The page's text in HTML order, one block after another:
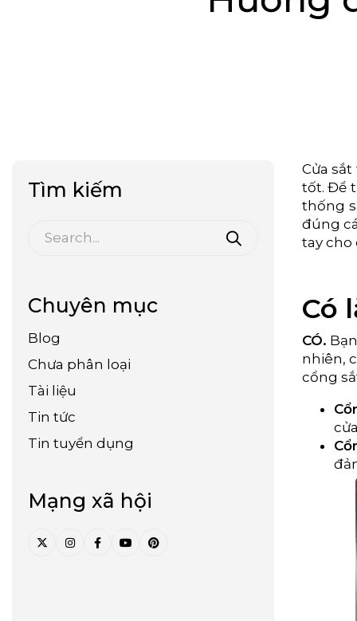
Tìm kiếm
Chuyên mục
Blog
Chưa phân loại
Tài liệu
Tin tức
Tin tuyển dụng
Mạng xã hội
Cửa
tốt. Để
thống
đúng
tay cho
Có
CÓ.
nhiên,
cổng